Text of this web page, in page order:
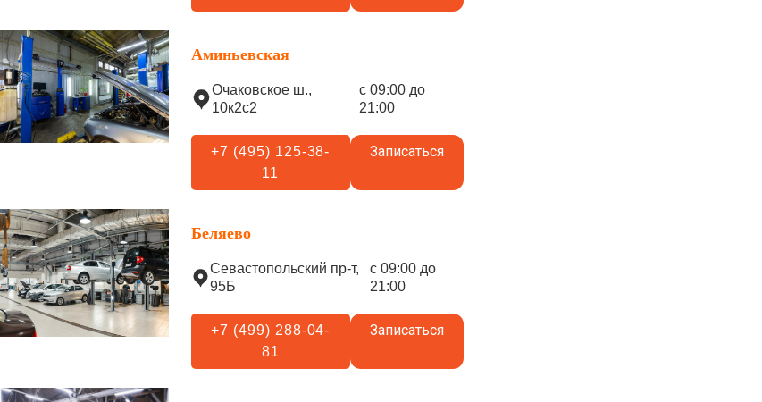
Аминьевская
Очаковское ш.,
10к2с2
с 09:00 до
21:00
+7 (495) 125-38-
11
Записаться
Беляево
Севастопольский пр-т,
95Б
с 09:00 до
21:00
+7 (499) 288-04-
81
Записаться